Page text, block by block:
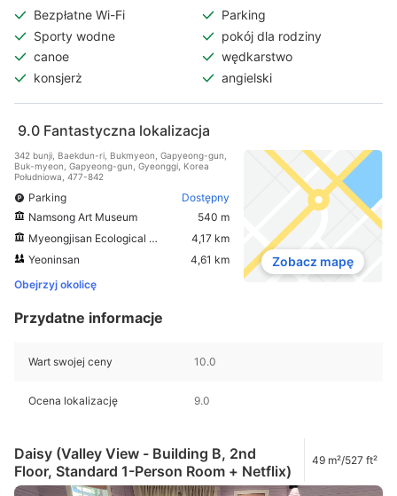
Bezpłatne Wi-Fi
Parking
Sporty wodne
pokój dla rodziny
canoe
wędkarstwo
konsjerż
angielski
9.0 Fantastyczna lokalizacja
342 bunji, Baekdun-ri, Bukmyeon, Gapyeong-gun,
Buk-myeon, Gapyeong-gun, Gyeonggi, Korea
Południowa, 477-842
Parking
Dostępny
Namsong Art Museum
540 m
Myeongjisan Ecological Museum
4,17 km
Yeoninsan
4,61 km
Obejrzyj okolicę
Zobacz mapę
Przydatne informacje
Wart swojej ceny 10.0
Ocena lokalizację 9.0
Daisy (Valley View - Building B, 2nd
Floor, Standard 1-Person Room + Netflix)
49 m²/527 ft²